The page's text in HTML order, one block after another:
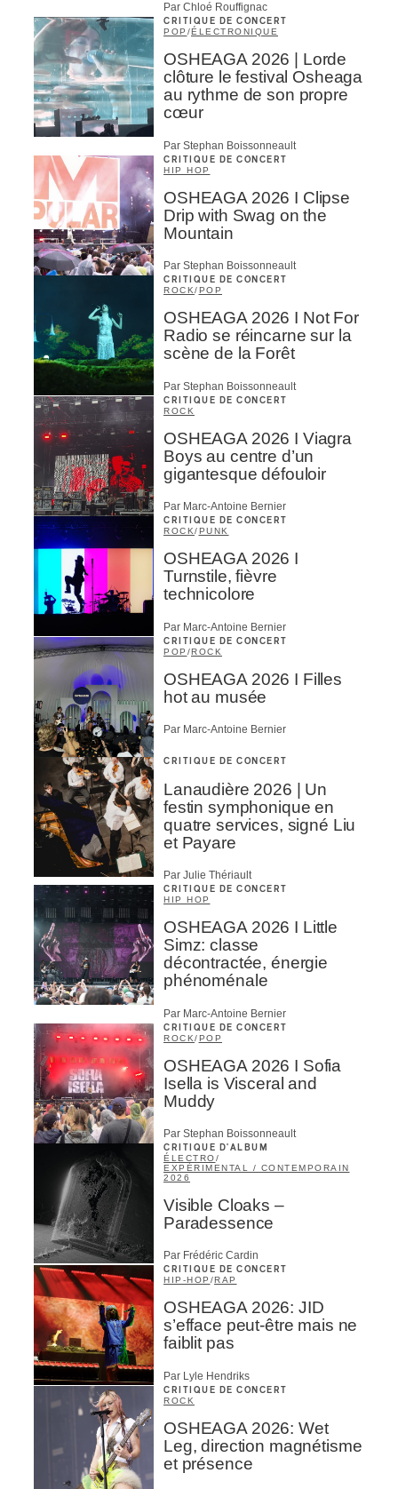
Par Chloé Rouffignac
CRITIQUE DE CONCERT
POP /ÉLECTRONIQUE
OSHEAGA 2026 | Lorde
clôture le festival Osheaga
au rythme de son propre
cœur
Par Stephan Boissonneault
CRITIQUE DE CONCERT
HIP HOP
OSHEAGA 2026 I Clipse
Drip with Swag on the
Mountain
Par Stephan Boissonneault
CRITIQUE DE CONCERT
ROCK/POP
OSHEAGA 2026 I Not For
Radio se réincarne sur la
scène de la Forêt
Par Stephan Boissonneault
CRITIQUE DE CONCERT
ROCK
OSHEAGA 2026 I Viagra
Boys au centre d’un
gigantesque défouloir
Par Marc-Antoine Bernier
CRITIQUE DE CONCERT
ROCK/PUNK
OSHEAGA 2026 I
Turnstile, fièvre
technicolore
Par Marc-Antoine Bernier
CRITIQUE DE CONCERT
POP /ROCK
OSHEAGA 2026 I Filles
hot au musée
Par Marc-Antoine Bernier
CRITIQUE DE CONCERT
Lanaudière 2026 | Un
festin symphonique en
quatre services, signé Liu
et Payare
Par Julie Thériault
CRITIQUE DE CONCERT
HIP HOP
OSHEAGA 2026 I Little
Simz: classe
décontractée, énergie
phénoménale
Par Marc-Antoine Bernier
CRITIQUE DE CONCERT
ROCK/POP
OSHEAGA 2026 I Sofia
Isella is Visceral and
Muddy
Par Stephan Boissonneault
CRITIQUE D'ALBUM
ÉLECTRO/
EXPÉRIMENTAL / CONTEMPORAIN
2026
Visible Cloaks –
Paradessence
Par Frédéric Cardin
CRITIQUE DE CONCERT
HIP-HOP /RAP
OSHEAGA 2026: JID
s’efface peut-être mais ne
faiblit pas
Par Lyle Hendriks
CRITIQUE DE CONCERT
ROCK
OSHEAGA 2026: Wet
Leg, direction magnétisme
et présence